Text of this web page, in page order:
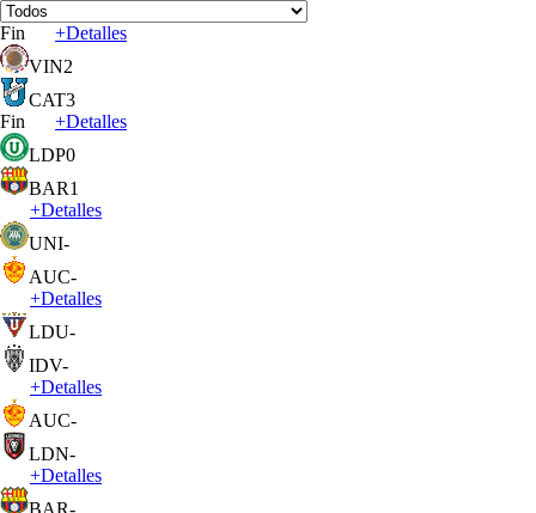
Fin +Detalles
VIN2
CAT3
Fin
+Detalles
LDP0
BAR1
+Detalles
UNI-
AUC-
+Detalles
LDU-
IDV-
+Detalles
AUC-
LDN-
+Detalles
BAR-